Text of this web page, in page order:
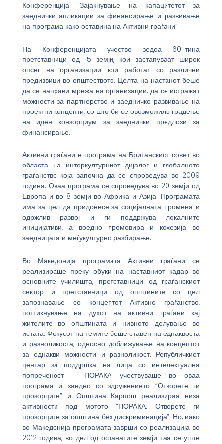
Конференција “Зајакнување на капацитетот за
заеднички апликации за финансирање и развивање
на програма како оставина на Активни граѓани”
На Конференцијата учество зедоа 60-тина
претставници од 15 земји, кои застапуваат широк
опсег на организации кои работат со различни
предизвици во општеството. Целта на настанот беше
да се направи мрежа на организации, да се истражат
можности за партнерство и заедничко развивање на
проектни концепти, со што би се овозможило градење
на иден конзорциум за заеднички предлози за
финансирање.
Активни граѓани е програма на Британскиот совет во
областа на интеркултурниот дијалог и глобалното
граѓанство која започна да се спроведува во 2009
година. Оваа програма се спроведува во 20 земји од
Европа и во 8 земји во Африка и Азија. Програмата
има за цел да придонесе за социјалната промена и
одржлив развој и ги поддржува локалните
иницијативи, а воедно промовира и кохезија во
заедницата и меѓукултурно разбирање.
Во Македонија програмата Активни граѓани се
реализираше преку обуки на наставниот кадар во
основните училишта, претставници од граѓанскиот
сектор и претставници од општините со цел
запознавање со концептот Активно граѓанство,
поттикнување на духот на активни граѓани кај
жителите во општината и нивното делување во
истата. Фокусот на темите беше ставен на еднаквоста
и разноликоста, односно доближување на концептот
за еднакви можности и разноликост. Републичкиот
центар за поддршка на лица со интелектуална
попреченост – ПОРАКА учествуваше во оваа
програма и заедно со здружението “Отворете ги
прозорците” и Општина Карпош реализираа низа
активности под мотото “ПОРАКА: Отворете ги
прозорците за општина без дискриминација”. Но, иако
во Македонија програмата заврши со реализација во
2012 година, во дел од останатите земји таа се уште